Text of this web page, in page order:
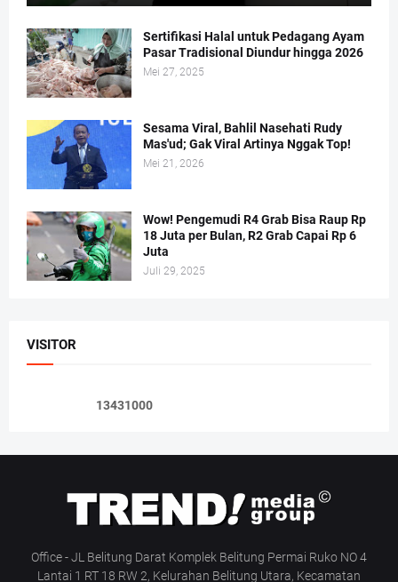
Sertifikasi Halal untuk Pedagang Ayam
Pasar Tradisional Diundur hingga 2026
Mei 27, 2025
Sesama Viral, Bahlil Nasehati Rudy
Mas'ud; Gak Viral Artinya Nggak Top!
Mei 21, 2026
Wow! Pengemudi R4 Grab Bisa Raup Rp
18 Juta per Bulan, R2 Grab Capai Rp 6
Juta
Juli 29, 2025
VISITOR
13431000
Office - JL Belitung Darat Komplek Belitung Permai Ruko NO 4
Lantai 1 RT 18 RW 2, Kelurahan Belitung Utara, Kecamatan